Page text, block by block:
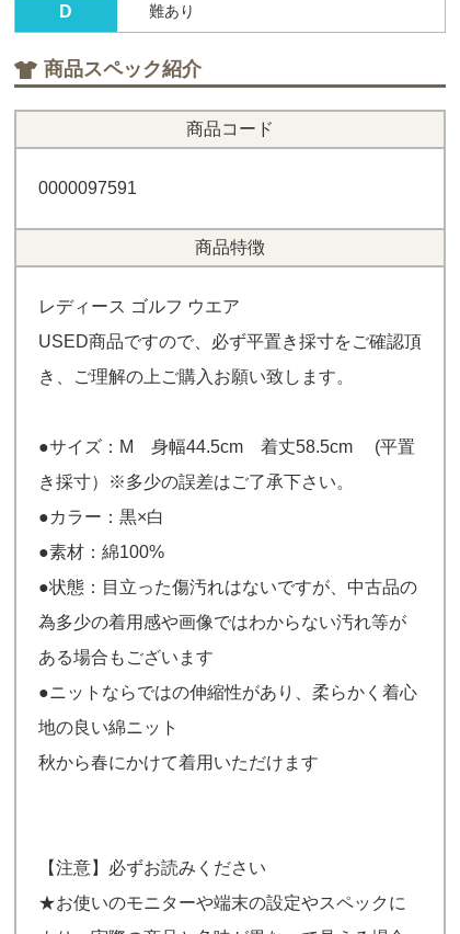
D 難あり
商品スペック紹介
商品コード
0000097591
商品特徴
レディース ゴルフ ウエア
USED商品ですので、必ず平置き採寸をご確認頂
き、ご理解の上ご購入お願い致します。
●サイズ：M 身幅44.5cm 着丈58.5cm (平置
き採寸）※多少の誤差はご了承下さい。
●カラー：黒×白
●素材：綿100%
●状態：目立った傷汚れはないですが、中古品の
為多少の着用感や画像ではわからない汚れ等が
ある場合もございます
●ニットならではの伸縮性があり、柔らかく着心
地の良い綿ニット
秋から春にかけて着用いただけます
【注意】必ずお読みください
★お使いのモニターや端末の設定やスペックに